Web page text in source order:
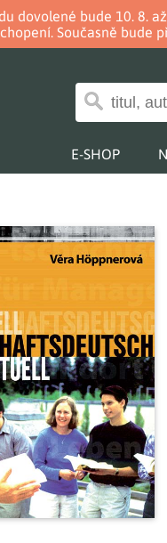
dovolené bude 10. 8.
Současně bude
E-SHOP